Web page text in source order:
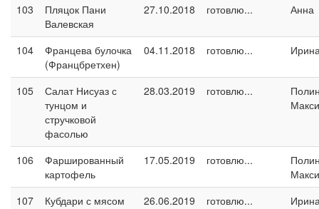
103
Пляцок Пани
Валевская
27.10.2018 готовлю... Анна
104
Францева булочка
(Францбретхен)
04.11.2018 готовлю...
105
Салат Нисуаз с
тунцом и
стручковой
фасолью
28.03.2019 готовлю...
106
Фаршированный
картофель
17.05.2019 готовлю...
107
Кубдари с мясом 26.06.2019 готовлю...